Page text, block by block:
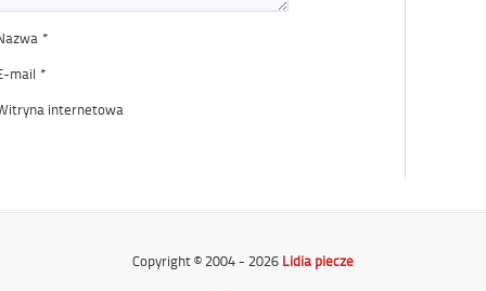
*
mail *
internetowa
Copyright © 2004 - 2026 Lidia piecze